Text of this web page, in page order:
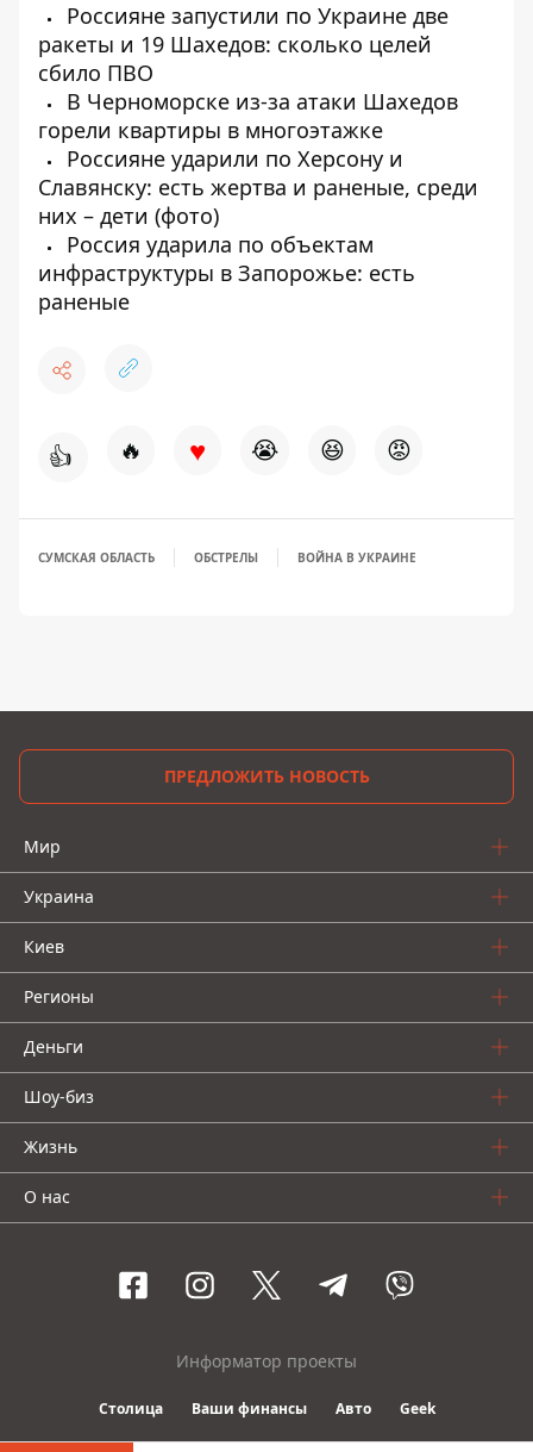
Россияне запустили по Украине две
ракеты и 19 Шахедов: сколько целей
сбило ПВО
В Черноморске из-за атаки Шахедов
горели квартиры в многоэтажке
Россияне ударили по Херсону и
Славянску: есть жертва и раненые, среди
них – дети (фото)
Россия ударила по объектам
инфраструктуры в Запорожье: есть
раненые
👍 🔥 ♥ 😭 😆 😡
СУМСКАЯ ОБЛАСТЬ ОБСТРЕЛЫ ВОЙНА В УКРАИНЕ
ПРЕДЛОЖИТЬ НОВОСТЬ
Мир
Украина
Киев
Регионы
Деньги
Шоу-биз
Жизнь
О нас
Информатор проекты
Столица Ваши финансы Авто Geek